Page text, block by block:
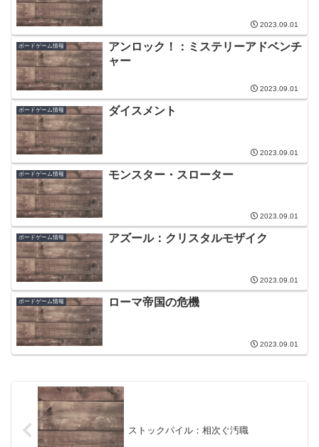
2023.09.01
ボードゲーム情報
アンロック！：ミステリーアドベンチ
ャー
2023.09.01
ボードゲーム情報 ダイスメント
2023.09.01
ボードゲーム情報 モンスター・スローター
2023.09.01
ボードゲーム情報 アズール：クリスタルモザイク
2023.09.01
ボードゲーム情報 ローマ帝国の危機
2023.09.01
ストックパイル：相次ぐ汚職